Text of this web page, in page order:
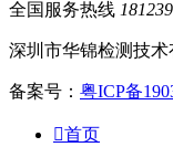
全国服务热线
深圳市华锦检测技
备案号： 粤ICP备
首页